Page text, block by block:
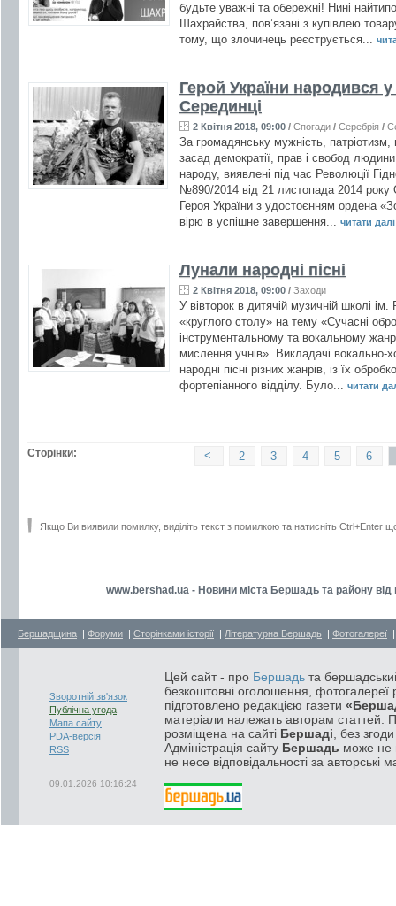
будьте уважні та обережні! Нині
Шахрайства, пов’язані з купівлею
тому, що злочинець реєструється...
Герой України народився
Серединці
2 Квітня 2018, 09:00 / Спогади / Серебрія /
За громадянську мужність, патріотизм,
засад демократії, прав і свобод
народу, виявлені під час Революції
№890/2014 від 21 листопада 2014
Героя України з удостоєнням ордена
вірю в успішне завершення... читати
Лунали народні пісні
2 Квітня 2018, 09:00 / Заходи
У вівторок в дитячій музичній школі
«круглого столу» на тему «Сучасні
інструментальному та вокальному
мислення учнів». Викладачі вокально-
народні пісні різних жанрів, із їх
фортепіанного відділу. Було... читати
Сторінки: 6
5
4
3
2
<
Якщо Ви виявили помилку, виділіть текст з помилкою та натисніть Ctrl+Enter
www.bershad.ua - Новини міста Бершадь та району
Бершадщина | Форуми | Сторінками історії | Літературна Бершадь | Фотогалереї
Зворотній зв'язок
Публічна угода
Мапа сайту
PDA-версія
RSS
09.01.2026 10:16:24
Цей сайт - про Бершадь та
безкоштовні оголошення, фотогалереї
підготовлено редакцією газети
матеріали належать авторам статтей.
розміщена на сайті Бершаді , без
Адміністрація сайту Бершадь може не
не несе відповідальності за авторські